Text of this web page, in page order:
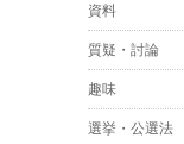
資料
質疑・討論
趣味
選挙・公選法